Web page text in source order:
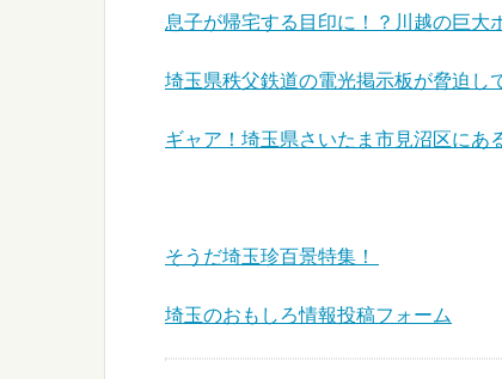
息子が帰宅する目印に！？川越の巨大
埼玉県秩父鉄道の電光掲示板が脅迫し
ギャア！埼玉県さいたま市見沼区にあ
そうだ埼玉珍百景特集！
埼玉のおもしろ情報投稿フォーム